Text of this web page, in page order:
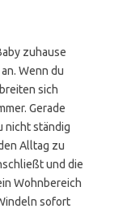
zuhause
Wenn du
sich
Gerade
nicht ständig
Alltag zu
und die
Wohnbereich
sofort